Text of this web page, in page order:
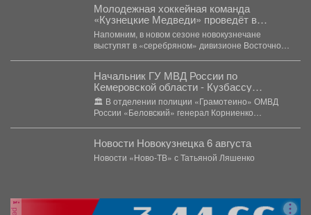
Молодежная хоккейная команда
«Кузнецкие Медведи» проведёт в
предстоящем чемпионате МХЛ 54
матча.
Напомним, в новом сезоне новокузнечане
выступят в «серебряном» дивизионе Восточной
Начальник ГУ МВД России по
Кемеровской области - Кузбассу
Геннадий Корниенко проверил работу
подразделений отдела МВД России
«Беловский»
🏛️ В отделении полиции «Грамотеино» ОМВД
России «Беловский» генерал Корниенко
Новости Новокузнецка 6 августа
Новости «Ново-ТВ» с Татьяной Ляшенко